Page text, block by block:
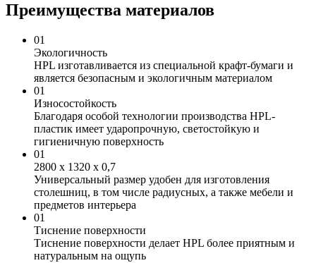
Преимущества материалов
01
Экологичность
HPL изготавливается из специальной крафт-бумаги и
является безопасным и экологичным материалом
01
Износостойкость
Благодаря особой технологии производства HPL-
пластик имеет ударопрочную, светостойкую и
гигиеничную поверхность
01
2800 х 1320 х 0,7
Универсальный размер удобен для изготовления
столешниц, в том числе радиусных, а также мебели и
предметов интерьера
01
Тиснение поверхности
Тиснение поверхности делает HPL более приятным и
натуральным на ощупь